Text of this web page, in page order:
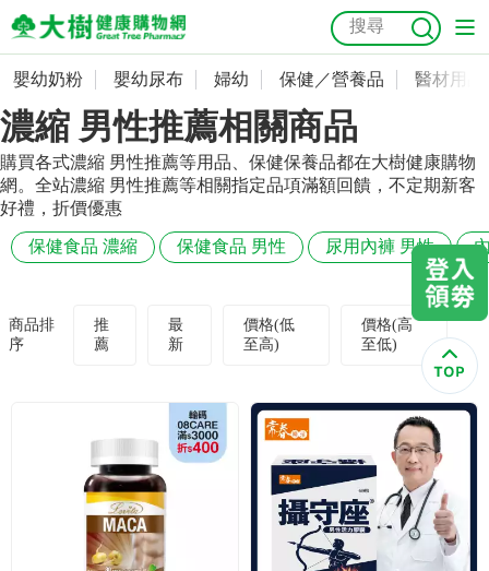
嬰幼奶粉
嬰幼尿布
婦幼
保健／營養品
醫材用品
美容／個人清潔
食品／健康食補
抗菌 尿布 大樹獨家 益生菌 魚油 幼兒米餅 貓砂
奶瓶奶嘴
會員資料及密碼修改
常用收件人清單
訂單查詢
收藏清單
紅利點數查詢
優惠券領取
優惠券查詢
嬰幼奶粉 嬰幼尿布 婦幼 保健／營養品 醫材用品
濃縮 男性推薦相關商品
購買各式濃縮 男性推薦等用品、保健保養品都在大樹健康購物
網。全站濃縮 男性推薦等相關指定品項滿額回饋，不定期新客
好禮，折價優惠
保健食品 濃縮 保健食品 男性 尿用內褲 男性
商品排
序
推
薦
最
新
價格(低
至高)
價格(高
至低)